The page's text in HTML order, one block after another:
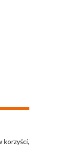
korzyści,